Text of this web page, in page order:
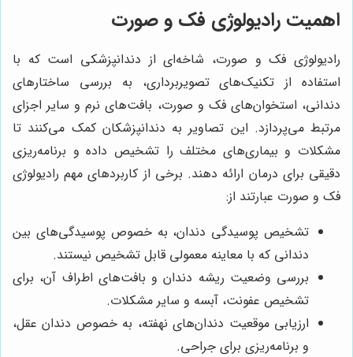
اهمیت رادیولوژی فک و صورت
رادیولوژی فک و صورت، شاخه‌ای از دندانپزشکی است که با
استفاده از تکنیک‌های تصویربرداری، به بررسی ساختارهای
دندانی، استخوان‌های فک و صورت، بافت‌های نرم و سایر اجزای
مرتبط می‌پردازد. این تصاویر به دندانپزشکان کمک می‌کنند تا
مشکلات و بیماری‌های مختلف را تشخیص داده و برنامه‌ریزی
دقیقی برای درمان ارائه دهند. برخی از کاربردهای مهم رادیولوژی
فک و صورت عبارتند از:
تشخیص پوسیدگی دندان، به خصوص پوسیدگی‌های بین
دندانی که با معاینه معمولی قابل تشخیص نیستند.
بررسی وضعیت ریشه دندان و بافت‌های اطراف آن، برای
تشخیص عفونت، آبسه و سایر مشکلات.
ارزیابی موقعیت دندان‌های نهفته، به خصوص دندان عقل،
و برنامه‌ریزی برای جراحی.